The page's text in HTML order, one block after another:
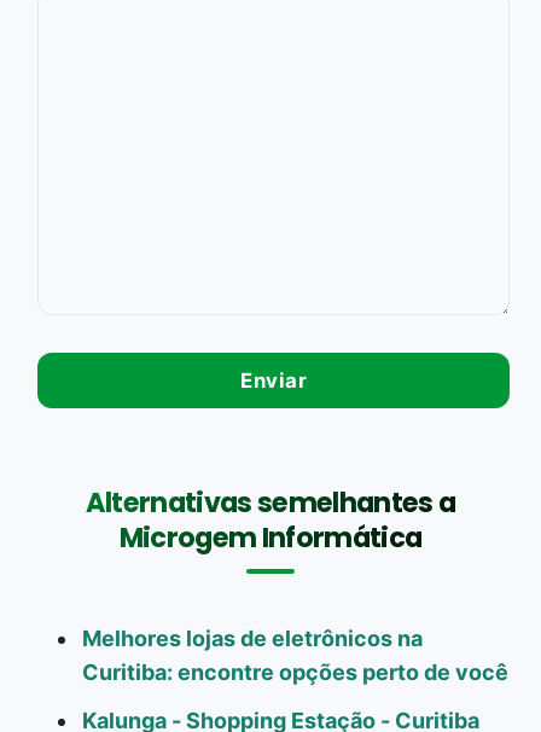
Alternativas semelhantes a
Microgem Informática
Melhores lojas de eletrônicos na
Curitiba: encontre opções perto de você
Kalunga - Shopping Estação - Curitiba